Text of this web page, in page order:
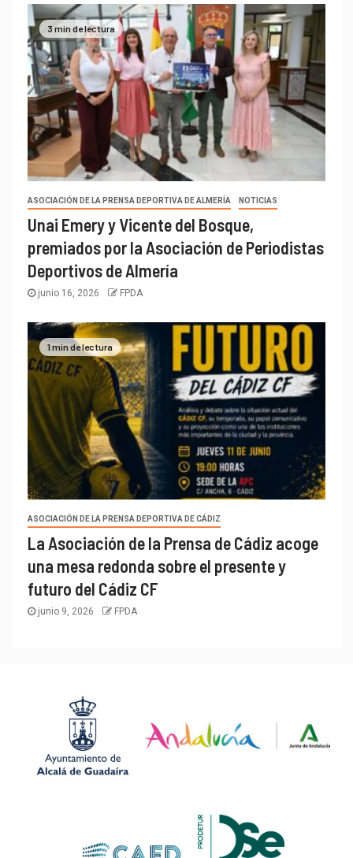
3 min de lectura
ASOCIACIÓN DE LA PRENSA DEPORTIVA DE ALMERÍA NOTICIAS
Unai Emery y Vicente del Bosque,
premiados por la Asociación de Periodistas
Deportivos de Almería
junio 16, 2026 FPDA
1 min de lectura
ASOCIACIÓN DE LA PRENSA DEPORTIVA DE CÁDIZ
La Asociación de la Prensa de Cádiz acoge
una mesa redonda sobre el presente y
futuro del Cádiz CF
junio 9, 2026 FPDA